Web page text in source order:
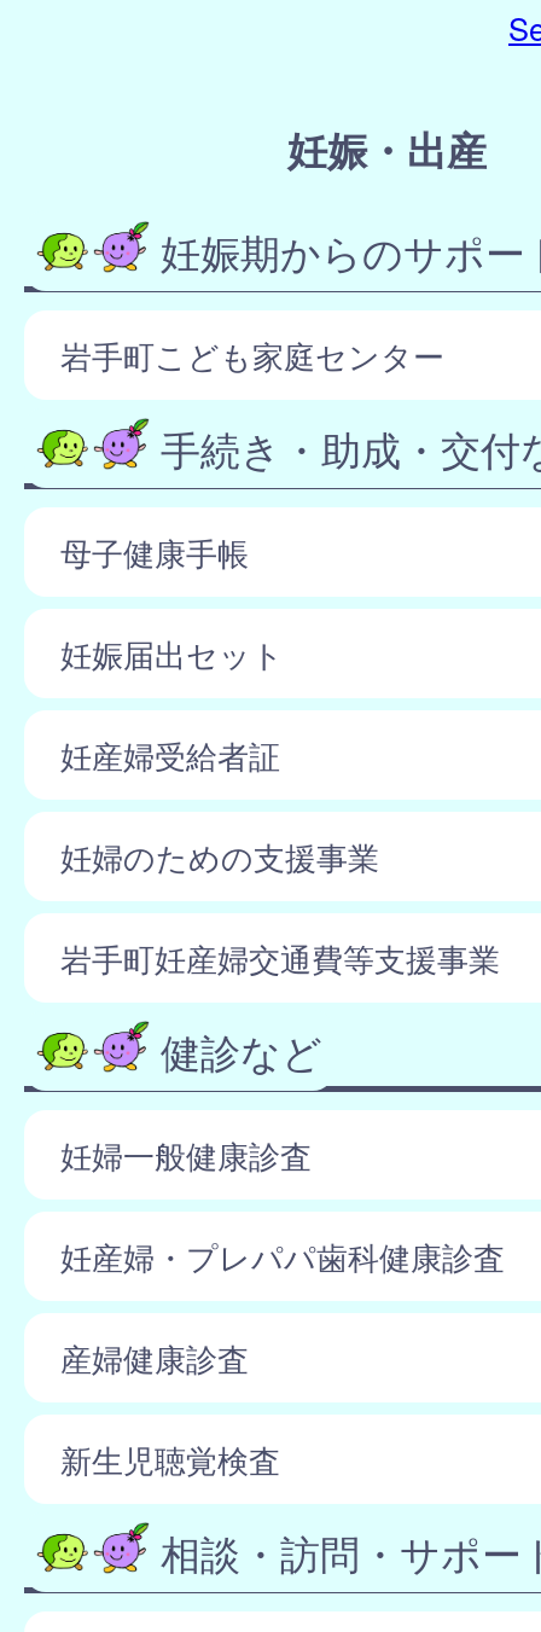
妊娠・出産
妊娠期からのサポー
岩手町こども家庭センター
手続き・助成・交付
母子健康手帳
妊娠届出セット
妊産婦受給者証
妊婦のための支援事業
岩手町妊産婦交通費等支援事業
健診など
妊婦一般健康診査
妊産婦・プレパパ歯科健康診査
産婦健康診査
新生児聴覚検査
相談・訪問・サポー